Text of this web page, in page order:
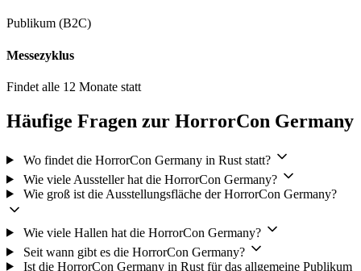
Publikum (B2C)
Messezyklus
Findet alle 12 Monate statt
Häufige Fragen zur HorrorCon Germany
Wo findet die HorrorCon Germany in Rust statt?
Wie viele Aussteller hat die HorrorCon Germany?
Wie groß ist die Ausstellungsfläche der HorrorCon Germany?
Wie viele Hallen hat die HorrorCon Germany?
Seit wann gibt es die HorrorCon Germany?
Ist die HorrorCon Germany in Rust für das allgemeine Publikum